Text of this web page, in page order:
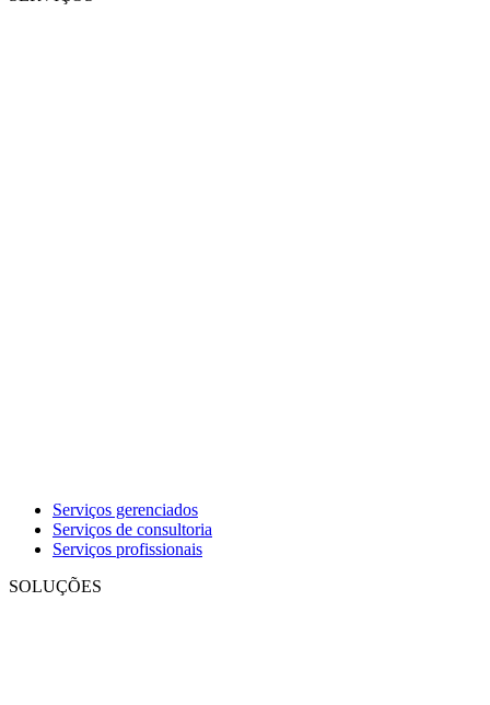
Serviços gerenciados
Serviços de consultoria
Serviços profissionais
SOLUÇÕES